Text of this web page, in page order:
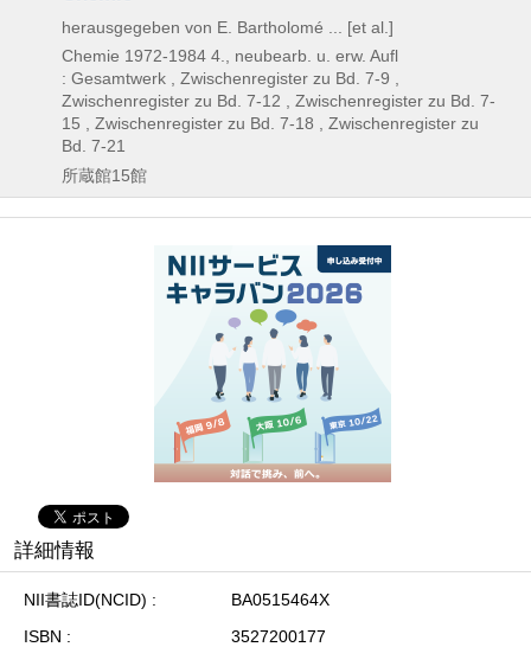
herausgegeben von E. Bartholomé ... [et al.]
Chemie 1972-1984 4., neubearb. u. erw. Aufl
: Gesamtwerk , Zwischenregister zu Bd. 7-9 ,
Zwischenregister zu Bd. 7-12 , Zwischenregister zu Bd. 7-
15 , Zwischenregister zu Bd. 7-18 , Zwischenregister zu
Bd. 7-21
所蔵館15館
詳細情報
NII書誌ID(NCID)
BA0515464X
ISBN
3527200177